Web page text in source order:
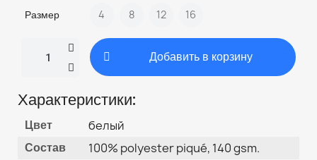
Размер 4 8 12 16
Добавить в корзину
Характеристики:
Цвет белый
Состав 100% polyester piqué, 140 gsm.